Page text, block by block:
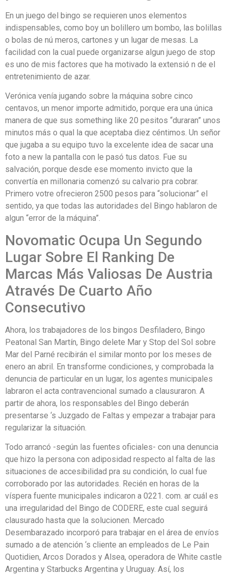
En un juego del bingo se requieren unos elementos
indispensables, como boy un bolillero um bombo, las bolillas
o bolas de nú meros, cartones y un lugar de mesas. La
facilidad con la cual puede organizarse algun juego de stop
es uno de mis factores que ha motivado la extensió n de el
entretenimiento de azar.
Verónica venía jugando sobre la máquina sobre cinco
centavos, un menor importe admitido, porque era una única
manera de que sus something like 20 pesitos “duraran” unos
minutos más o qual la que aceptaba diez céntimos. Un señor
que jugaba a su equipo tuvo la excelente idea de sacar una
foto a new la pantalla con le pasó tus datos. Fue su
salvación, porque desde ese momento invicto que la
convertía en millonaria comenzó su calvario pra cobrar.
Primero votre ofrecieron 2500 pesos para “solucionar” el
sentido, ya que todas las autoridades del Bingo hablaron de
algun “error de la máquina”.
Novomatic Ocupa Un Segundo
Lugar Sobre El Ranking De
Marcas Más Valiosas De Austria
Através De Cuarto Año
Consecutivo
Ahora, los trabajadores de los bingos Desfiladero, Bingo
Peatonal San Martín, Bingo delete Mar y Stop del Sol sobre
Mar del Parné recibirán el similar monto por los meses de
enero an abril. En transforme condiciones, y comprobada la
denuncia de particular en un lugar, los agentes municipales
labraron el acta contravencional sumado a clausuraron. A
partir de ahora, los responsables del Bingo deberán
presentarse ‘s Juzgado de Faltas y empezar a trabajar para
regularizar la situación.
Todo arrancó -según las fuentes oficiales- con una denuncia
que hizo la persona con adiposidad respecto al falta de las
situaciones de accesibilidad pra su condición, lo cual fue
corroborado por las autoridades. Recién en horas de la
víspera fuente municipales indicaron a 0221. com. ar cuál es
una irregularidad del Bingo de CODERE, este cual seguirá
clausurado hasta que la solucionen. Mercado
Desembarazado incorporó para trabajar en el área de envíos
sumado a de atención ‘s cliente an empleados de Le Pain
Quotidien, Arcos Dorados y Alsea, operadora de White castle
Argentina y Starbucks Argentina y Uruguay. Así, los